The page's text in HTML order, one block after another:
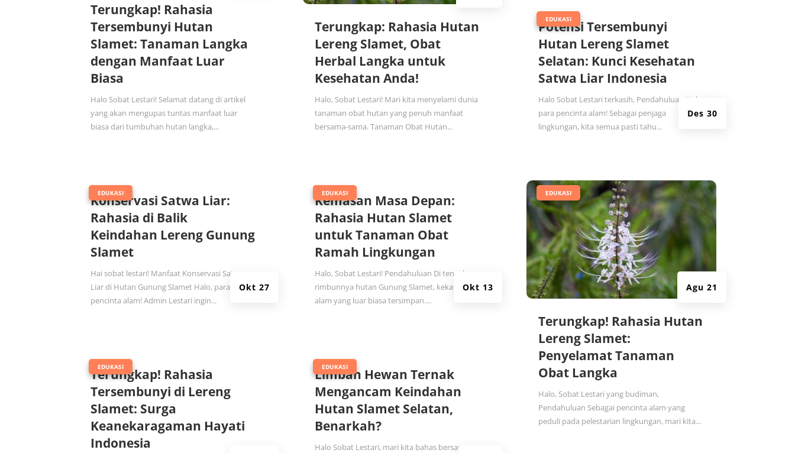
Terungkap! Rahasia
Tersembunyi Hutan
Slamet: Tanaman Langka
dengan Manfaat Luar
Biasa
Halo Sobat Lestari! Selamat datang di artikel
yang akan mengupas tuntas manfaat luar
biasa dari tumbuhan hutan langka,...
Konservasi Satwa Liar:
Rahasia di Balik
Keindahan Lereng Gunung
Slamet
Okt 27
EDUKASI
Hai sobat lestari! Manfaat Konservasi Satwa
Liar di Hutan Gunung Slamet Halo, para
pencinta alam! Admin Lestari ingin...
Terungkap! Rahasia
Tersembunyi di Lereng
Slamet: Surga
Keanekaragaman Hayati
Indonesia
EDUKASI
Terungkap: Rahasia Hutan
Lereng Slamet, Obat
Herbal Langka untuk
Kesehatan Anda!
Halo, Sobat Lestari! Mari kita menyelami dunia
tanaman obat hutan yang penuh manfaat
bersama-sama. Tanaman Obat Hutan...
Kemasan Masa Depan:
Rahasia Hutan Slamet
untuk Tanaman Obat
Ramah Lingkungan
Okt 13
EDUKASI
Halo, Sobat Lestari! Pendahuluan Di tengah
rimbunnya hutan Gunung Slamet, kekayaan
alam yang luar biasa tersimpan....
Limbah Hewan Ternak
Mengancam Keindahan
Hutan Slamet Selatan,
Benarkah?
EDUKASI
Halo Sobat Lestari, mari kita bahas bersama
Potensi Tersembunyi
Hutan Lereng Slamet
Selatan: Kunci Kesehatan
Satwa Liar Indonesia
Des 30
EDUKASI
Halo Sobat Lestari terkasih, Pendahuluan Halo,
para pencinta alam! Sebagai penjaga
lingkungan, kita semua pasti tahu...
Terungkap! Rahasia Hutan
Lereng Slamet:
Penyelamat Tanaman
Obat Langka
Agu 21
| EDUKASI
Halo, Sobat Lestari yang budiman,
Pendahuluan Sebagai pencinta alam yang
peduli pada pelestarian lingkungan, mari kita...